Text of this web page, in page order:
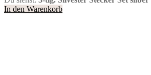
In den Warenkorb